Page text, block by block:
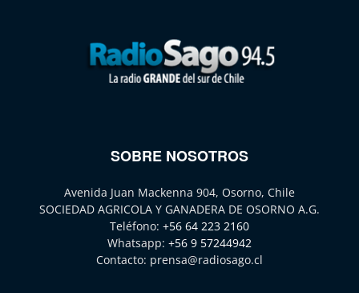
SOBRE NOSOTROS
Avenida Juan Mackenna 904, Osorno, Chile
SOCIEDAD AGRICOLA Y GANADERA DE OSORNO A.G.
Teléfono: +56 64 223 2160
Whatsapp: +56 9 57244942
Contacto: prensa@radiosago.cl